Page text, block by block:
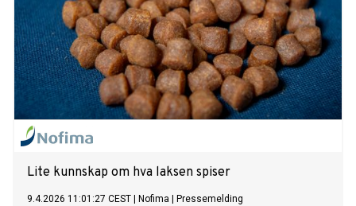
Lite kunnskap om hva laksen spiser
9.4.2026 11:01:27 CEST Nofima Pressemelding